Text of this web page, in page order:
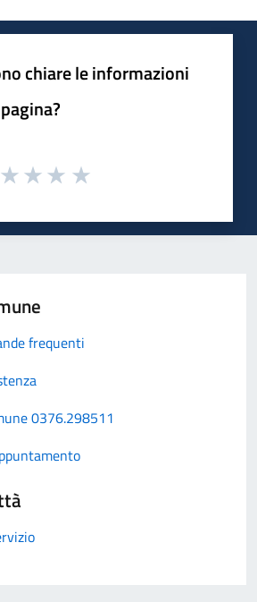
chiare le informazioni
frequenti
0376.298511